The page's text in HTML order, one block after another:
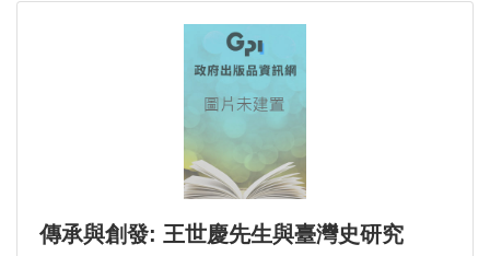
傳承與創發: 王世慶先生與臺灣史研究